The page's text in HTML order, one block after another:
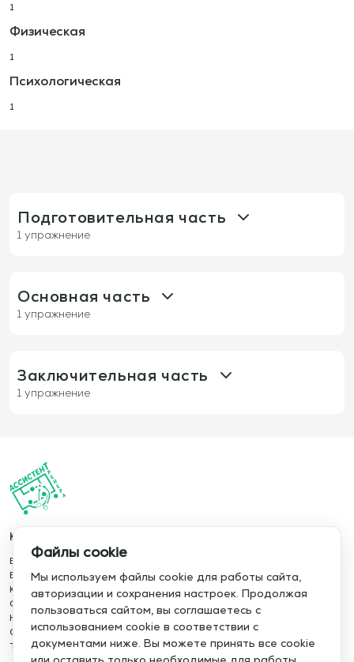
1
Физическая
1
Психологическая
1
Подготовительная часть
1 упражнение
комбинациями
Организация
18
Описание
Мы начинаем с 1 игрока на каждой стойке + 1
Основная часть
1 упражнение
ворот
Заключительная часть
1 упражнение
Каталог
База упражнений
База тренировок
Книги
Статьи
Новости
Обучение сервису
Тактический менеджер
Отзывы
Сотрудничество
Политика конфиденциальности
Политика cookie
Правила использования
Публичная оферта
Файлы cookie
Мы используем файлы cookie для работы сайта,
авторизации и сохранения настроек. Продолжая
пользоваться сайтом, вы соглашаетесь с
использованием cookie в соответствии с
документами ниже. Вы можете принять все cookie